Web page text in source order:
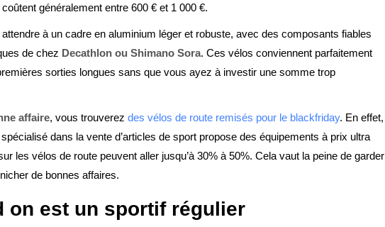
généralement entre 600 € et 1 000 €.
à un cadre en aluminium léger et robuste, avec des composants fiables
de chez Decathlon ou Shimano Sora. Ces vélos conviennent parfaitement
sorties longues sans que vous ayez à investir une somme trop
affaire, vous trouverez des vélos de route remisés pour le blackfriday. En effet,
dans la vente d’articles de sport propose des équipements à prix ultra
les vélos de route peuvent aller jusqu’à 30% à 50%. Cela vaut la peine de garder
de bonnes affaires.
on est un sportif régulier